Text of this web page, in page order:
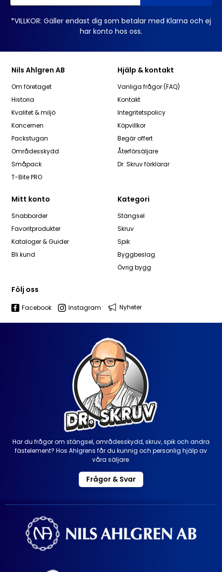
*VILLKOR: Gäller endast dig som betalar med Klarna och ej
har konto hos oss.
Nils Ahlgren AB
Om företaget
Historia
Kvalitet & miljö
Koncernen
Packstugan
Områdesskydd
Småpack
T-Bite PRO
Hjälp & kontakt
Vanliga frågor (FAQ)
Kontakt
Integritetspolicy
Köpvillkor
Begär offert
Återförsäljare
Dr. Skruv förklarar
Mitt konto
Snabborder
Favoritprodukter
Kataloger & Guider
Bli kund
Följ oss
Facebook Instagram Nyheter
Kategori
Stängsel
Skruv
Spik
Byggbeslag
Övrig bygg
Har du frågor om stängsel, områdesskydd, skruv, spik och andra
fästelement? Hos Ahlgrens får du kunnig och personlig hjälp av
våra säljare.
Frågor & Svar